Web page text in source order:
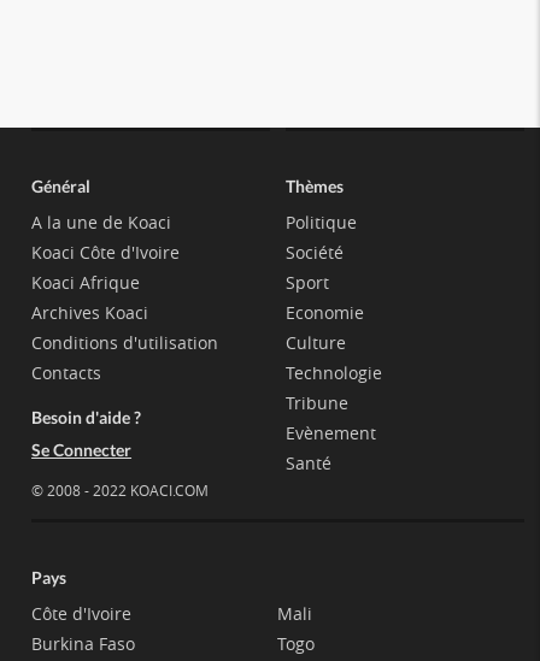
Général
A la une de Koaci
Koaci Côte d'Ivoire
Koaci Afrique
Archives Koaci
Conditions d'utilisation
Contacts
Besoin d'aide ?
Se Connecter
© 2008 - 2022 KOACI.COM
Thèmes
Politique
Société
Sport
Economie
Culture
Technologie
Tribune
Evènement
Santé
Pays
Côte d'Ivoire
Burkina Faso
Mali
Togo